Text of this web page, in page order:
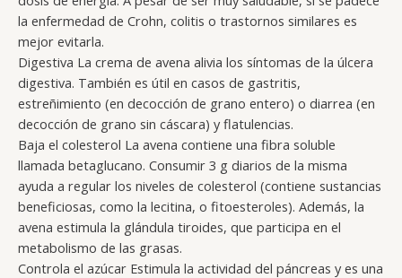
la enfermedad de Crohn, colitis o trastornos similares es
mejor evitarla.
Digestiva La crema de avena alivia los síntomas de la úlcera
digestiva. También es útil en casos de gastritis,
estreñimiento (en decocción de grano entero) o diarrea (en
decocción de grano sin cáscara) y flatulencias.
Baja el colesterol La avena contiene una fibra soluble
llamada betaglucano. Consumir 3 g diarios de la misma
ayuda a regular los niveles de colesterol (contiene sustancias
beneficiosas, como la lecitina, o fitoesteroles). Además, la
avena estimula la glándula tiroides, que participa en el
metabolismo de las grasas.
Controla el azúcar Estimula la actividad del páncreas y es una